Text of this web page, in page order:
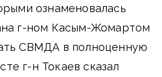
ознаменовалась
г-ном Касым-Жомартом
СВМДА в полноценную
г-н Токаев сказал